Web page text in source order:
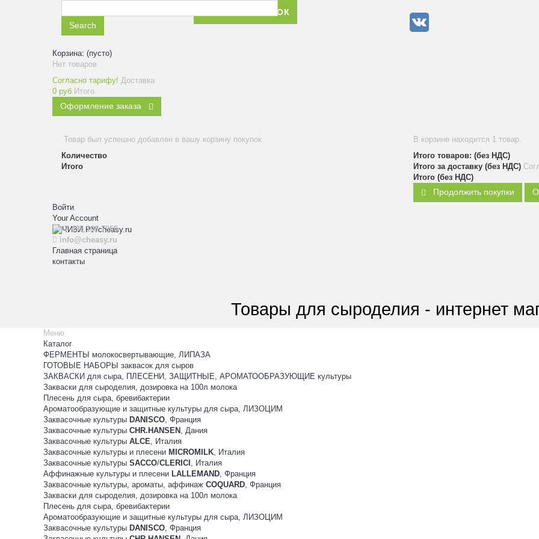
ЗАКАЗАТЬ ЗВОНОК
Search
Корзина: (пусто)
Нет товаров
Согласно тарифу! Доставка
0 руб Итого
Оформление заказа
Товар был успешно добавлен в вашу корзину покупок
Количество
Итого
В корзине находится 1 товар.
Итого товаров: (без НДС)
Итого за доставку (без НДС)
Итого (без НДС)
Продолжить покупки
Войти
Your Account
+7 495 108 7955
info@cheasy.ru
Главная страница
контакты
Товары для сыроделия - интернет
Меню
Каталог
ФЕРМЕНТЫ молокосвертывающие, ЛИПАЗА
ГОТОВЫЕ НАБОРЫ заквасок для сыров
ЗАКВАСКИ для сыра, ПЛЕСЕНИ, ЗАЩИТНЫЕ, АРОМАТООБРАЗУЮЩИЕ культуры
Закваски для сыроделия, дозировка на 100л молока
Плесень для сыра, бревибактерии
Ароматообразующие и защитные культуры для сыра, ЛИЗОЦИМ
Заквасочные культуры DANISCO, Франция
Заквасочные культуры CHR.HANSEN , Дания
Заквасочные культуры ALCE, Италия
Заквасочные культуры и плесени MICROMILK, Италия
Заквасочные культуры SACCO/CLERICI , Италия
Аффинажные культуры и плесени LALLEMAND, Франция
Заквасочные культуры, ароматы, аффинаж COQUARD, Франция
Закваски для сыроделия, дозировка на 100л молока
Плесень для сыра, бревибактерии
Ароматообразующие и защитные культуры для сыра, ЛИЗОЦИМ
Заквасочные культуры DANISCO, Франция